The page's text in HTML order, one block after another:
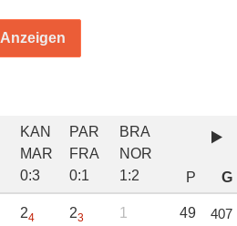
Anzeigen
KAN
MAR
0:3
PAR
FRA
0:1
BRA
NOR
1:2 P G
24 23 1 49 407